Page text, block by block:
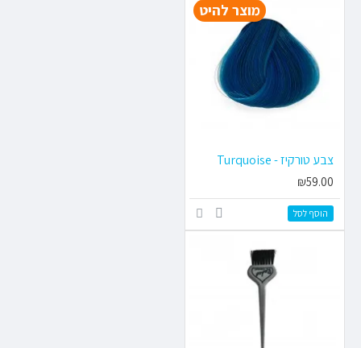
מוצר להיט
צבע טורקיז - Turquoise
₪59.00
הוסף לסל